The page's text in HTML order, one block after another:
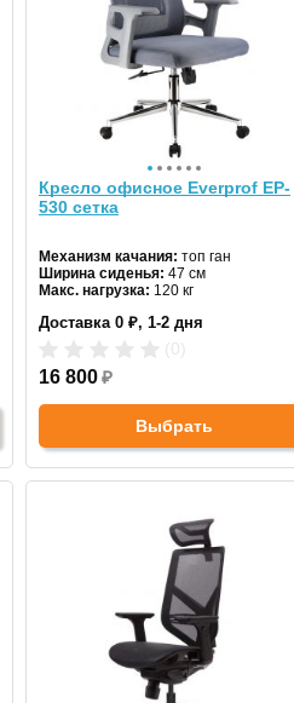
Кресло офисное Everprof EP-
530 сетка
Механизм качания: топ ган
Ширина сиденья: 47 см
Макс. нагрузка: 120 кг
Материал спинки:сетка
Доставка 0 ₽, 1-2 дня
16 800₽
Выбрать